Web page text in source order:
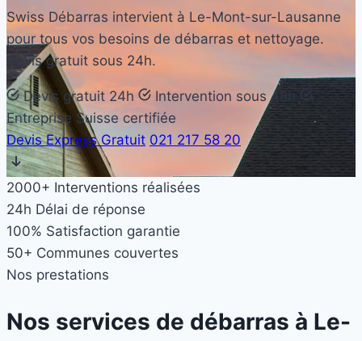
Swiss Débarras intervient à Le-Mont-sur-Lausanne
pour tous vos besoins de débarras et nettoyage.
Devis gratuit sous 24h.
Devis gratuit 24h
Intervention sous 48h
Entreprise Suisse certifiée
Devis Express Gratuit 021 217 58 20
2000+ Interventions réalisées
24h Délai de réponse
100% Satisfaction garantie
50+ Communes couvertes
Nos prestations
Nos services de débarras à Le-